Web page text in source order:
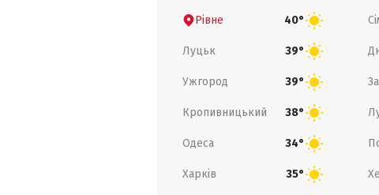
Рівне 40°
Луцьк 39°
Ужгород 39°
Кропивницький 38°
Одеса 34°
Харків 35°